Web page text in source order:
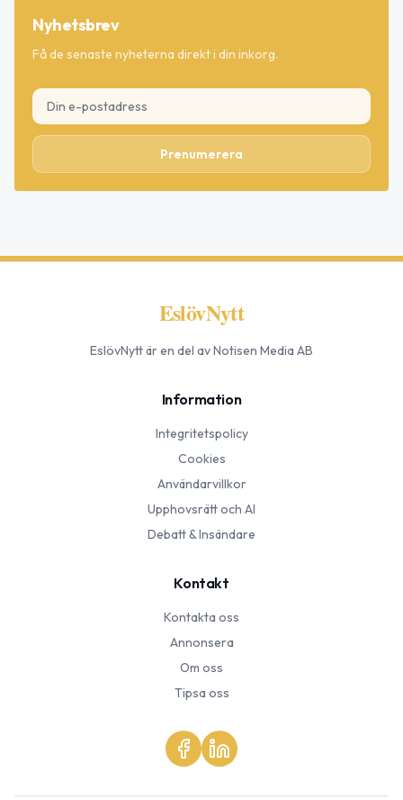
Nyhetsbrev
Få de senaste nyheterna direkt i din inkorg.
Prenumerera
EslövNytt
EslövNyttär en del av Notisen Media AB
Information
Integritetspolicy
Cookies
Användarvillkor
Upphovsrätt och AI
Debatt & Insändare
Kontakt
Kontakta oss
Annonsera
Om oss
Tipsa oss